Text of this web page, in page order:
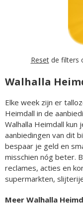
Resetde filters
Walhalla
Elke week zijn er
Heimdall in de
Walhalla Heimdall
aanbiedingen van dit
bespaar je geld en
misschien nóg beter.
reclames, acties en
supermarkten,
Meer Walhalla